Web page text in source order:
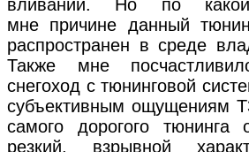
вливаний. Но по
мне причине данный
распространен в среде
Также мне
снегоход с тюнинговой
субъективным ощущениям
самого дорогого тюнинга
резкий, взрывной